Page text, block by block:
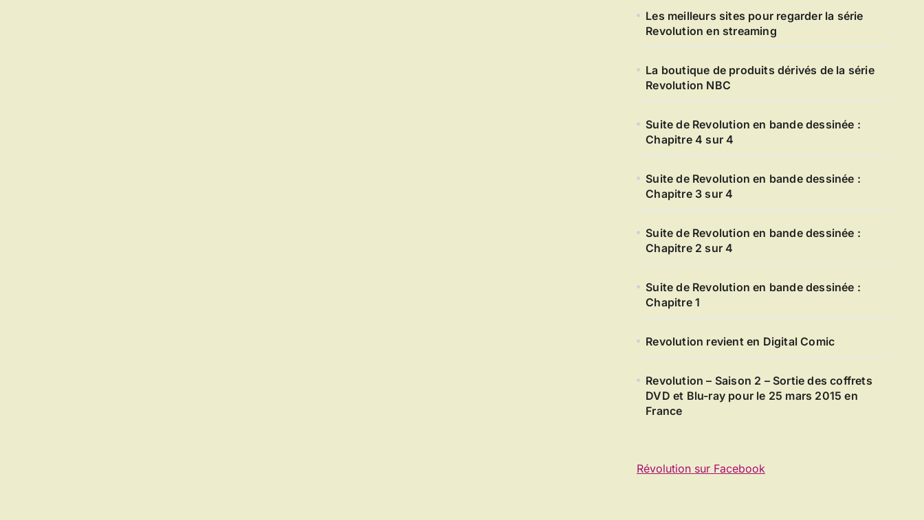
Les meilleurs sites pour regarder la série
Revolution en streaming
La boutique de produits dérivés de la série
Revolution NBC
Suite de Revolution en bande dessinée :
Chapitre 4 sur 4
Suite de Revolution en bande dessinée :
Chapitre 3 sur 4
Suite de Revolution en bande dessinée :
Chapitre 2 sur 4
Suite de Revolution en bande dessinée :
Chapitre 1
Revolution revient en Digital Comic
Revolution – Saison 2 – Sortie des coffrets
DVD et Blu-ray pour le 25 mars 2015 en
France
Révolution sur Facebook